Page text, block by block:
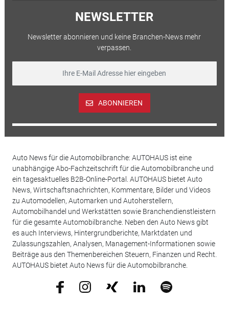
NEWSLETTER
Newsletter abonnieren und keine Branchen-News mehr
verpassen.
ABONNIEREN
Auto News für die Automobilbranche: AUTOHAUS ist eine
unabhängige Abo-Fachzeitschrift für die Automobilbranche und
ein tagesaktuelles B2B-Online-Portal. AUTOHAUS bietet Auto
News, Wirtschaftsnachrichten, Kommentare, Bilder und Videos
zu Automodellen, Automarken und Autoherstellern,
Automobilhandel und Werkstätten sowie Branchendienstleistern
für die gesamte Automobilbranche. Neben den Auto News gibt
es auch Interviews, Hintergrundberichte, Marktdaten und
Zulassungszahlen, Analysen, Management-Informationen sowie
Beiträge aus den Themenbereichen Steuern, Finanzen und Recht.
AUTOHAUS bietet Auto News für die Automobilbranche.